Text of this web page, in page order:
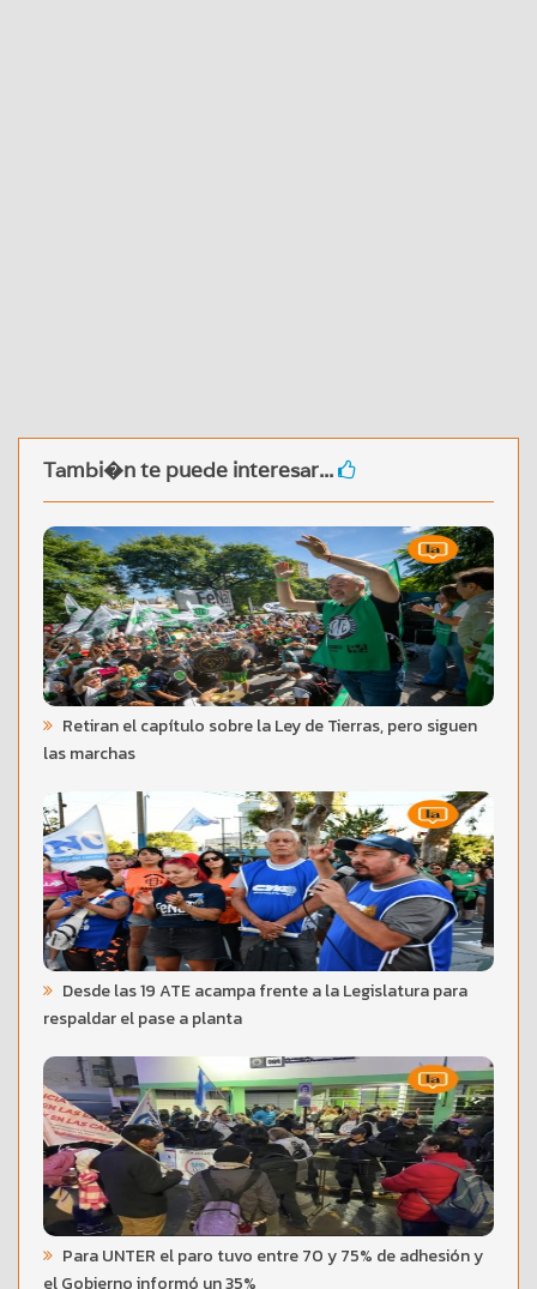
Tambi�n te puede interesar...
Retiran el capítulo sobre la Ley de Tierras, pero siguen
las marchas
Desde las 19 ATE acampa frente a la Legislatura para
respaldar el pase a planta
Para UNTER el paro tuvo entre 70 y 75% de adhesión y